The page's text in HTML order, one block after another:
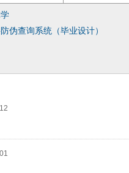
伪查询系统（毕业设计）